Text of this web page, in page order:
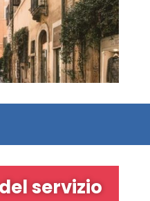
servizio